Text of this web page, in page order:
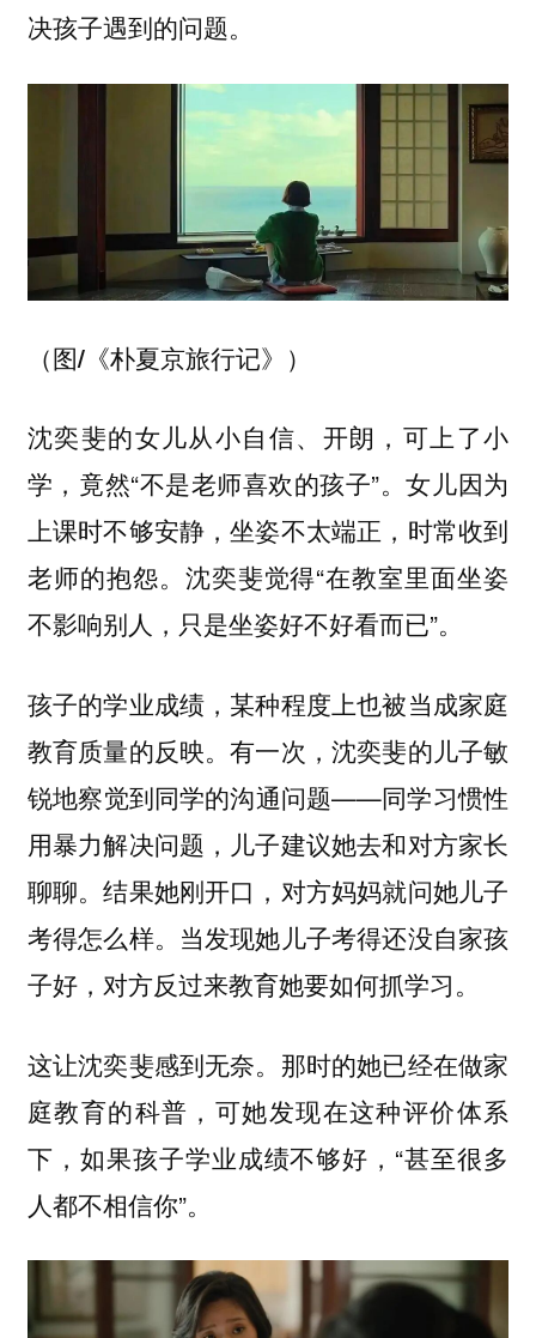
决孩子遇到的问题。
（图/《朴夏京旅行记》）
沈奕斐的女儿从小自信、开朗，可上了小
学，竟然“不是老师喜欢的孩子”。女儿因为
上课时不够安静，坐姿不太端正，时常收到
老师的抱怨。沈奕斐觉得“在教室里面坐姿
不影响别人，只是坐姿好不好看而已”。
孩子的学业成绩，某种程度上也被当成家庭
教育质量的反映。有一次，沈奕斐的儿子敏
锐地察觉到同学的沟通问题——同学习惯性
用暴力解决问题，儿子建议她去和对方家长
聊聊。结果她刚开口，对方妈妈就问她儿子
考得怎么样。当发现她儿子考得还没自家孩
子好，对方反过来教育她要如何抓学习。
这让沈奕斐感到无奈。那时的她已经在做家
庭教育的科普，可她发现在这种评价体系
下，如果孩子学业成绩不够好，“甚至很多
人都不相信你”。